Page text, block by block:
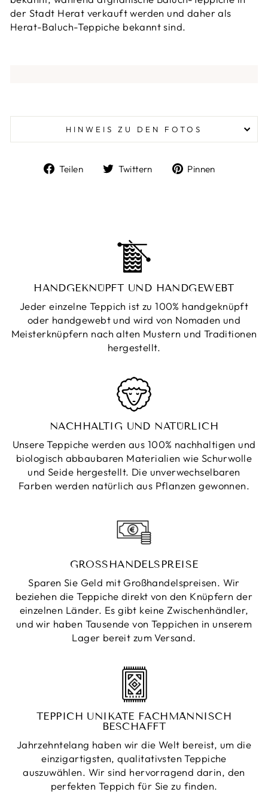
der Stadt Herat verkauft werden und daher als
Herat-Baluch-Teppiche bekannt sind.
HINWEIS ZU DEN FOTOS
Teilen
Auf
Twittern
Auf
Pinnen
HANDGEKNÜPFT UND HANDGEWEBT
Jeder einzelne Teppich ist zu 100% handgeknüpft
oder handgewebt und wird von Nomaden und
Meisterknüpfern nach alten Mustern und Traditionen
hergestellt.
NACHHALTIG UND NATÜRLICH
Unsere Teppiche werden aus 100% nachhaltigen und
biologisch abbaubaren Materialien wie Schurwolle
und Seide hergestellt. Die unverwechselbaren
Farben werden natürlich aus Pflanzen gewonnen.
GROSSHANDELSPREISE
Sparen Sie Geld mit Großhandelspreisen. Wir
beziehen die Teppiche direkt von den Knüpfern der
einzelnen Länder. Es gibt keine Zwischenhändler,
und wir haben Tausende von Teppichen in unserem
Lager bereit zum Versand.
TEPPICH UNIKATE FACHMÄNNISCH
BESCHAFFT
Jahrzehntelang haben wir die Welt bereist, um die
einzigartigsten, qualitativsten Teppiche
auszuwählen. Wir sind hervorragend darin, den
perfekten Teppich für Sie zu finden.